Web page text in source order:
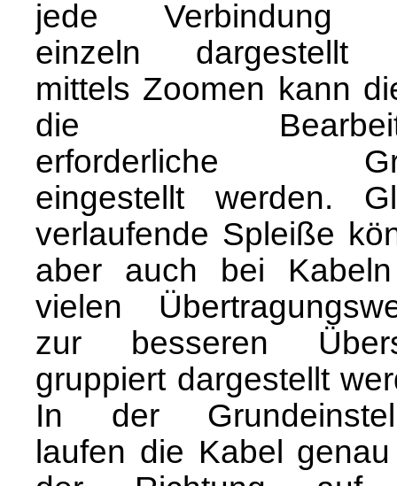
jede Verbindung
einzeln dargestellt
mittels Zoomen kann
die
erforderliche
eingestellt werden.
verlaufende Spleiße
aber auch bei
vielen
zur besseren
gruppiert dargestellt
In der
laufen die Kabel